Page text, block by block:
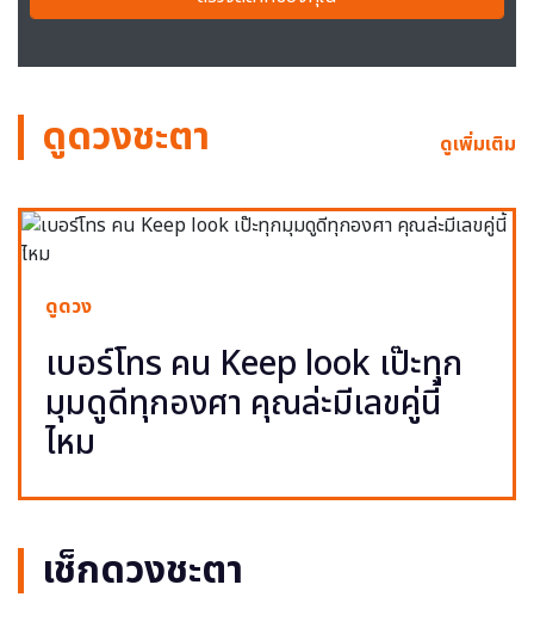
ดูดวงชะตา ดูเพิ่มเติม
ดูดวง
เบอร์โทร คน Keep look เป๊ะทุก
มุมดูดีทุกองศา คุณล่ะมีเลขคู่นี้
ไหม
เช็กดวงชะตา